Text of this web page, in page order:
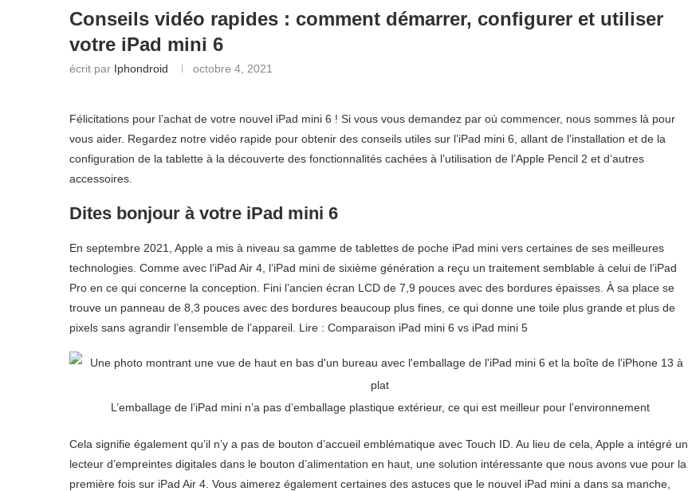
Conseils vidéo rapides : comment démarrer, configurer et utiliser
votre iPad mini 6
écrit par Iphondroid octobre 4, 2021
Félicitations pour l’achat de votre nouvel iPad mini 6 ! Si vous vous demandez par où commencer, nous sommes là pour
vous aider. Regardez notre vidéo rapide pour obtenir des conseils utiles sur l’iPad mini 6, allant de l’installation et de la
configuration de la tablette à la découverte des fonctionnalités cachées à l’utilisation de l’Apple Pencil 2 et d’autres
accessoires.
Dites bonjour à votre iPad mini 6
En septembre 2021, Apple a mis à niveau sa gamme de tablettes de poche iPad mini vers certaines de ses meilleures
technologies. Comme avec l’iPad Air 4, l’iPad mini de sixième génération a reçu un traitement semblable à celui de l’iPad
Pro en ce qui concerne la conception. Fini l’ancien écran LCD de 7,9 pouces avec des bordures épaisses. À sa place se
trouve un panneau de 8,3 pouces avec des bordures beaucoup plus fines, ce qui donne une toile plus grande et plus de
pixels sans agrandir l’ensemble de l’appareil. Lire : Comparaison iPad mini 6 vs iPad mini 5
L’emballage de l’iPad mini n’a pas d’emballage plastique extérieur, ce qui est meilleur pour l’environnement
Cela signifie également qu’il n’y a pas de bouton d’accueil emblématique avec Touch ID. Au lieu de cela, Apple a intégré un
lecteur d’empreintes digitales dans le bouton d’alimentation en haut, une solution intéressante que nous avons vue pour la
première fois sur iPad Air 4. Vous aimerez également certaines des astuces que le nouvel iPad mini a dans sa manche,